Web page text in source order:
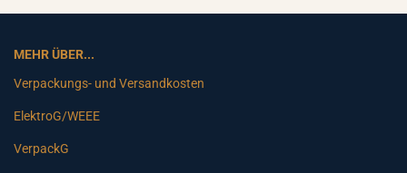
MEHR ÜBER...
Verpackungs- und Versandkosten
ElektroG/WEEE
VerpackG